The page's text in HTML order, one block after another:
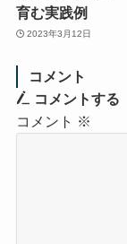
育む実践例
2023年3月12日
コメント
コメントする
コメント ※